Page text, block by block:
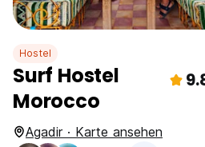
Hostel
Surf Hostel
Morocco
Agadir · Karte ansehen